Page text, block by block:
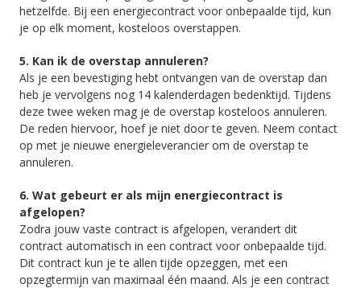
hetzelfde. Bij een energiecontract voor onbepaalde tijd, kun
je op elk moment, kosteloos overstappen.
5. Kan ik de overstap annuleren?
Als je een bevestiging hebt ontvangen van de overstap dan
heb je vervolgens nog 14 kalenderdagen bedenktijd. Tijdens
deze twee weken mag je de overstap kosteloos annuleren.
De reden hiervoor, hoef je niet door te geven. Neem contact
op met je nieuwe energieleverancier om de overstap te
annuleren.
6. Wat gebeurt er als mijn energiecontract is
afgelopen?
Zodra jouw vaste contract is afgelopen, verandert dit
contract automatisch in een contract voor onbepaalde tijd.
Dit contract kun je te allen tijde opzeggen, met een
opzegtermijn van maximaal één maand. Als je een contract